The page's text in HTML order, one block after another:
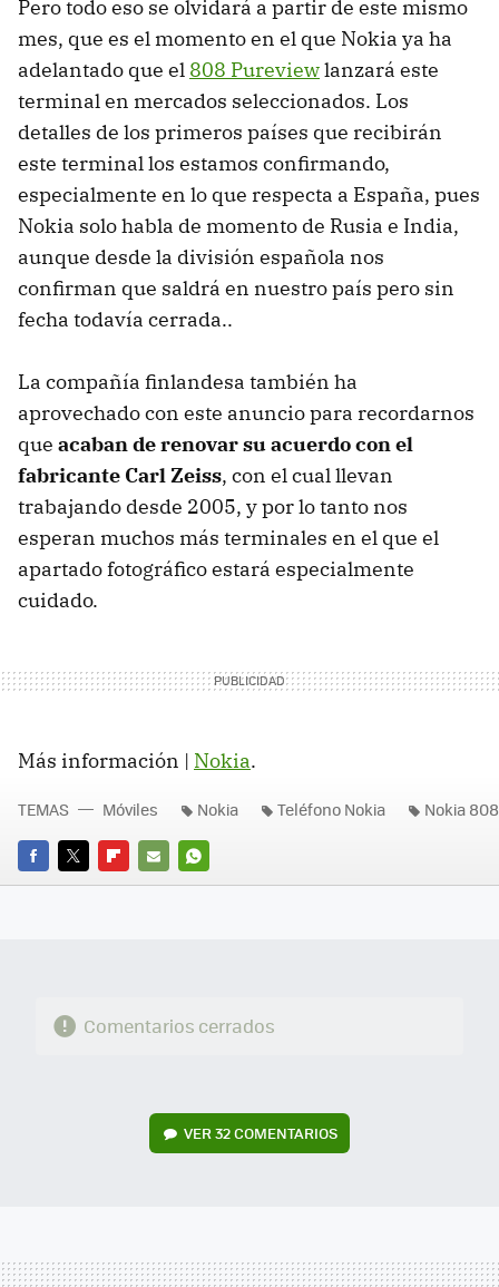
Pero todo eso se olvidará a partir de este mismo
mes, que es el momento en el que Nokia ya ha
adelantado que el 808 Pureviewlanzará este
terminal en mercados seleccionados. Los
detalles de los primeros países que recibirán
este terminal los estamos confirmando,
especialmente en lo que respecta a España, pues
Nokia solo habla de momento de Rusia e India,
aunque desde la división española nos
confirman que saldrá en nuestro país pero sin
fecha todavía cerrada..
La compañía finlandesa también ha
aprovechado con este anuncio para recordarnos
que acaban de renovar su acuerdo con el
fabricante Carl Zeiss, con el cual llevan
trabajando desde 2005, y por lo tanto nos
esperan muchos más terminales en el que el
apartado fotográfico estará especialmente
cuidado.
Más información | Nokia.
FACEBOOK
TWITTERFLIPBOARD
E-
WHATSAPP
TEMAS Móviles Nokia Teléfono Nokia Nokia
Comentarios cerrados
VER32 COMENTARIOS